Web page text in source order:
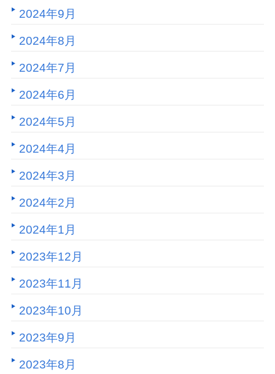
2024年9月
2024年8月
2024年7月
2024年6月
2024年5月
2024年4月
2024年3月
2024年2月
2024年1月
2023年12月
2023年11月
2023年10月
2023年9月
2023年8月